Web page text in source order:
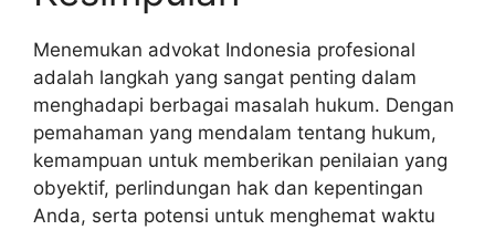
Menemukan advokat Indonesia profesional
adalah langkah yang sangat penting dalam
menghadapi berbagai masalah hukum. Dengan
pemahaman yang mendalam tentang hukum,
kemampuan untuk memberikan penilaian yang
obyektif, perlindungan hak dan kepentingan
Anda, serta potensi untuk menghemat waktu